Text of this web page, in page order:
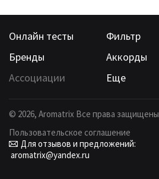
Онлайн тесты Фильтр
Бренды
Аккорды
Ассоциации
Еще
© 2026, Aromatrix Все права защищены
Пользовательское соглашение
Для отзывов и предложений:
aromatrix@yandex.ru